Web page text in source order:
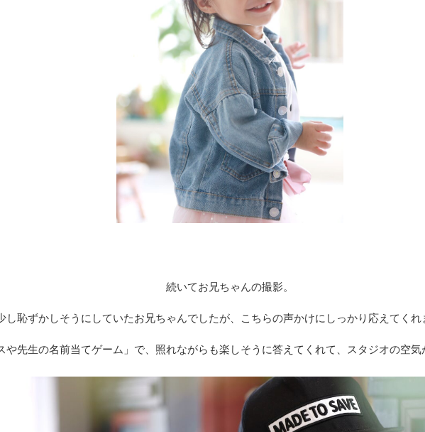
続いてお兄ちゃんの撮影。
し恥ずかしそうにしていたお兄ちゃんでしたが、こちらの声かけにしっかり応えてくれ
や先生の名前当てゲーム」で、照れながらも楽しそうに答えてくれて、スタジオの空気